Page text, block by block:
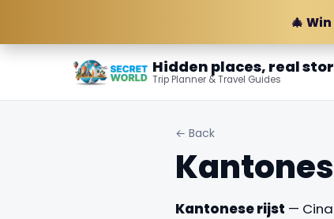
🎄
Hidden places, real
Trip Planner & Travel Guides
← Back
Kantonese rijst —